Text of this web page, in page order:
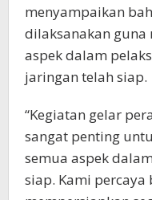
menyampaikan
dilaksanakan guna
aspek dalam
jaringan telah siap.
“Kegiatan gelar
sangat penting
semua aspek
siap. Kami percaya